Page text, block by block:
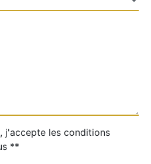
j'accepte les conditions
**